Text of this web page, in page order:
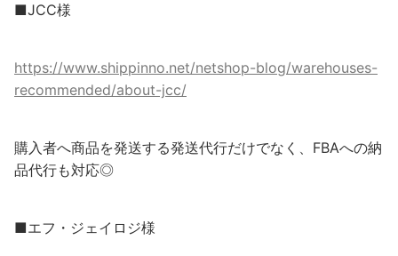
■JCC様
https://www.shippinno.net/netshop-blog/warehouses-
recommended/about-jcc/
購入者へ商品を発送する発送代行だけでなく、FBAへの納
品代行も対応◎
■エフ・ジェイロジ様